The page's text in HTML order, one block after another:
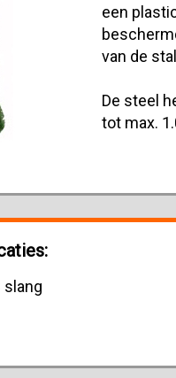
een
van de
De steel
tot max.
slang